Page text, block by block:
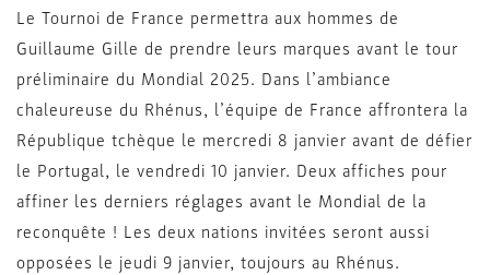
Le Tournoi de France permettra aux hommes de
Guillaume Gille de prendre leurs marques avant le tour
préliminaire du Mondial 2025. Dans l’ambiance
chaleureuse du Rhénus, l’équipe de France affrontera la
République tchèque le mercredi 8 janvier avant de défier
le Portugal, le vendredi 10 janvier. Deux affiches pour
affiner les derniers réglages avant le Mondial de la
reconquête ! Les deux nations invitées seront aussi
opposées le jeudi 9 janvier, toujours au Rhénus.